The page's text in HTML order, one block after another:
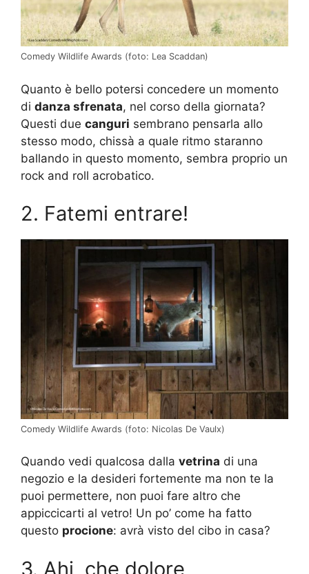
Comedy Wildlife Awards (foto: Lea Scaddan)
Quanto è bello potersi concedere un momento
di danza sfrenata, nel corso della giornata?
Questi due canguri sembrano pensarla allo
stesso modo, chissà a quale ritmo staranno
ballando in questo momento, sembra proprio un
rock and roll acrobatico.
2. Fatemi entrare!
Comedy Wildlife Awards (foto: Nicolas De Vaulx)
Quando vedi qualcosa dalla vetrina di una
negozio e la desideri fortemente ma non te la
puoi permettere, non puoi fare altro che
appiccicarti al vetro! Un po’ come ha fatto
questo procione: avrà visto del cibo in casa?
3. Ahi, che dolore